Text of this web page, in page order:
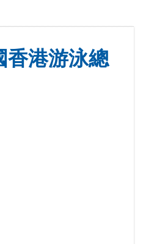
香港游泳總